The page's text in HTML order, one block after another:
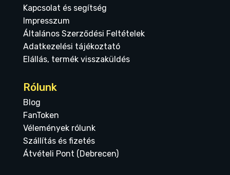
Kapcsolat és segítség
Impresszum
Általános Szerződési Feltételek
Adatkezelési tájékoztató
Elállás, termék visszaküldés
Rólunk
Blog
FanToken
Vélemények rólunk
Szállítás és fizetés
Átvételi Pont (Debrecen)